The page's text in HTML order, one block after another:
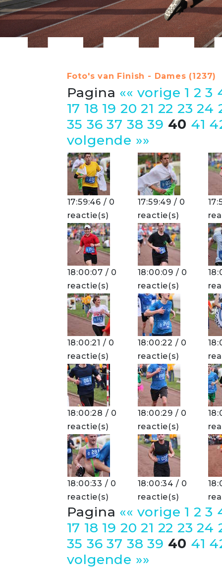
Foto's van Finish - Dames (1237)
Pagina «« vorige 1 2 3
17 18 19 20 21 22 23 24
35 36 37 38 39 40 41
volgende »»
17:59:46 / 0
reactie(s)
17:59:49 / 0
reactie(s)
18:00:07 / 0
reactie(s)
18:00:09 / 0
reactie(s)
18:00:21 / 0
reactie(s)
18:00:22 / 0
reactie(s)
18:00:28 / 0
reactie(s)
18:00:29 / 0
reactie(s)
18:00:33 / 0
reactie(s)
18:00:34 / 0
reactie(s)
Pagina «« vorige 1 2 3
17 18 19 20 21 22 23 24
35 36 37 38 39 40 41
volgende »»